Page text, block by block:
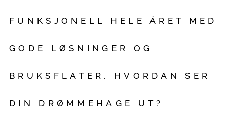
FUNKSJONELL HELE ÅRET MED
GODE LØSNINGER OG
BRUKSFLATER. HVORDAN SER
DIN DRØMMEHAGE UT?